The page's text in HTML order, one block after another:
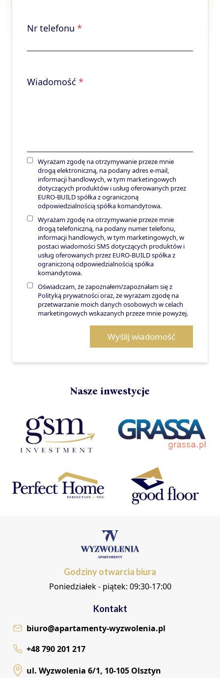
Nr telefonu *
Wiadomość *
Wyrażam zgodę na otrzymywanie przeze mnie
drogą elektroniczną, na podany adres e-mail,
informacji handlowych, w tym marketingowych
dotyczących produktów i usług oferowanych przez
EURO-BUILD spółka z ograniczoną
odpowiedzialnością spółka komandytowa.
Wyrażam zgodę na otrzymywanie przeze mnie
drogą telefoniczną, na podany numer telefonu,
informacji handlowych, w tym marketingowych, w
postaci wiadomości SMS dotyczących produktów i
usług oferowanych przez EURO-BUILD spółka z
ograniczoną odpowiedzialnością spółka
komandytowa.
Oświadczam, że zapoznałem/zapoznałam się z
Polityką prywatności oraz, że wyrażam zgodę na
przetwarzanie moich danych osobowych w celach
marketingowych wskazanych przeze mnie powyżej.
Wyślij wiadomość
Nasze inwestycje
Godziny otwarcia biura
Poniedziałek - piątek: 09:30-17:00
Kontakt
biuro@apartamenty-wyzwolenia.pl
+48 790 201 217
ul. Wyzwolenia 6/1, 10-105 Olsztyn